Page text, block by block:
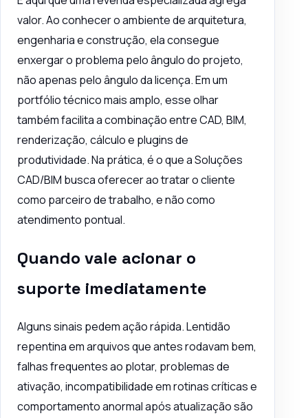
valor. Ao conhecer o ambiente de arquitetura,
engenharia e construção, ela consegue
enxergar o problema pelo ângulo do projeto,
não apenas pelo ângulo da licença. Em um
portfólio técnico mais amplo, esse olhar
também facilita a combinação entre CAD, BIM,
renderização, cálculo e plugins de
produtividade. Na prática, é o que a Soluções
CAD/BIM busca oferecer ao tratar o cliente
como parceiro de trabalho, e não como
atendimento pontual.
Quando vale acionar o
suporte imediatamente
Alguns sinais pedem ação rápida. Lentidão
repentina em arquivos que antes rodavam bem,
falhas frequentes ao plotar, problemas de
ativação, incompatibilidade em rotinas críticas e
comportamento anormal após atualização são